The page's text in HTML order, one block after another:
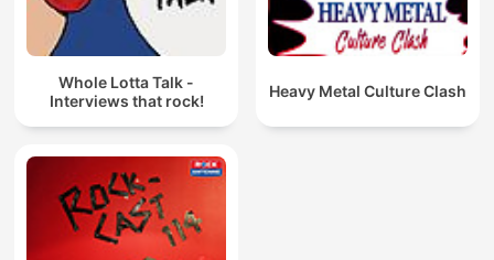
Whole Lotta Talk -
Interviews that rock!
Heavy Metal Culture Clash